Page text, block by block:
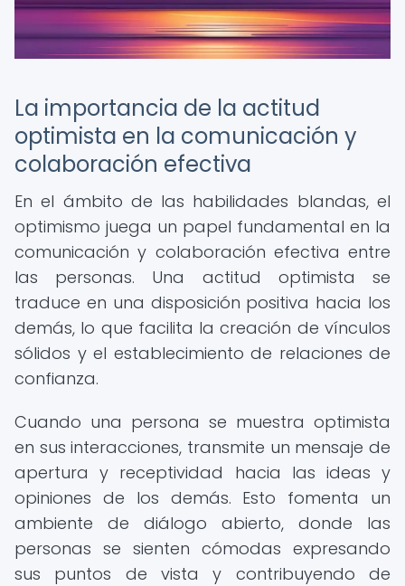
La importancia de la actitud
optimista en la comunicación y
colaboración efectiva
En el ámbito de las habilidades blandas, el
optimismo juega un papel fundamental en la
comunicación y colaboración efectiva entre
las personas. Una actitud optimista se
traduce en una disposición positiva hacia los
demás, lo que facilita la creación de vínculos
sólidos y el establecimiento de relaciones de
confianza.
Cuando una persona se muestra optimista
en sus interacciones, transmite un mensaje de
apertura y receptividad hacia las ideas y
opiniones de los demás. Esto fomenta un
ambiente de diálogo abierto, donde las
personas se sienten cómodas expresando
sus puntos de vista y contribuyendo de